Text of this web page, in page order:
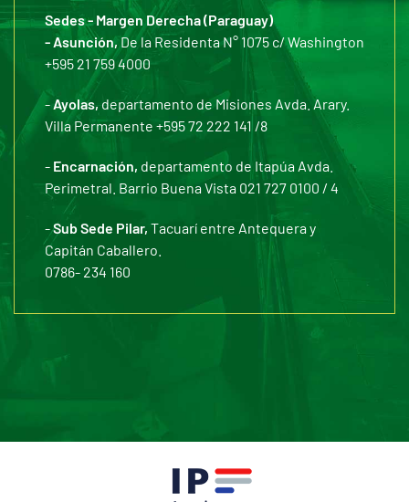
Sedes - Margen Derecha (Paraguay)
- Asunción,De la Residenta N° 1075 c/ Washington
+595 21 759 4000
-Ayolas, departamento de Misiones Avda. Arary.
Villa Permanente +595 72 222 141 /8
- Encarnación, departamento de Itapúa Avda.
Perimetral. Barrio Buena Vista 021 727 0100 / 4
-Sub Sede Pilar, Tacuarí entre Antequera y
Capitán Caballero.
0786- 234 160